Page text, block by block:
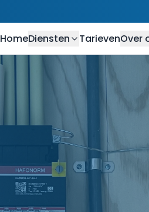
HomeDiensten TarievenOver